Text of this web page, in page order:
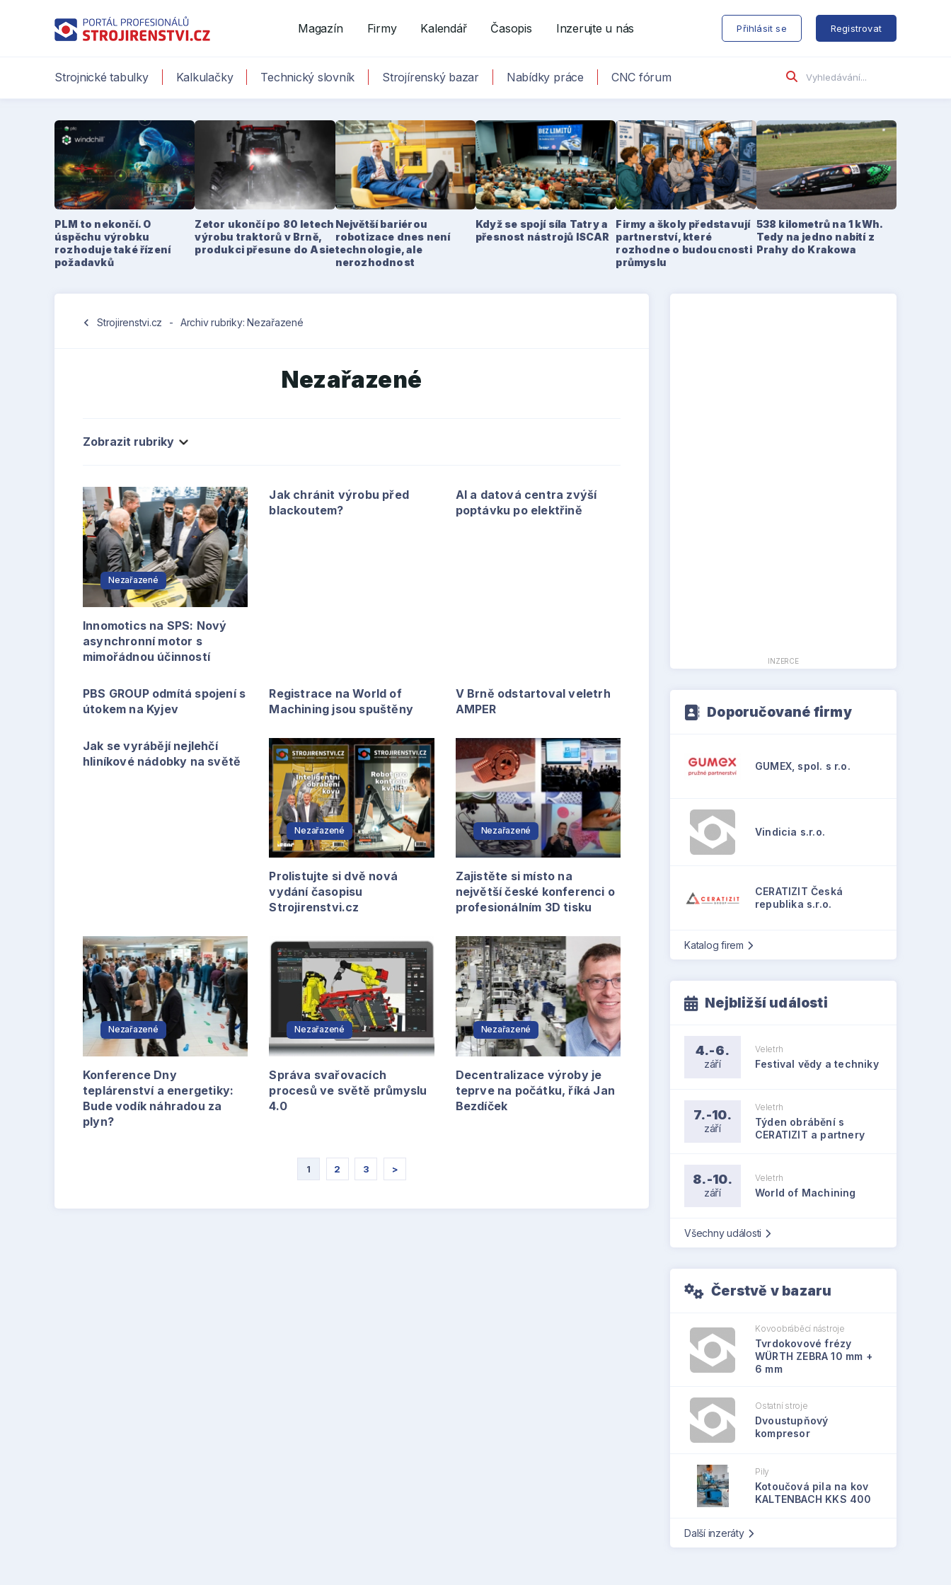
Magazín Firmy Kalendář Časopis Inzerujte u nás Přihlásit se Registrovat
Strojnické tabulky Kalkulačky Technický slovník Strojírenský bazar Nabídky práce CNC fórum
PLM to nekončí. O
úspěchu výrobku
rozhoduje také řízení
požadavků
Zetor ukončí po 80 letech
výrobu traktorů v Brně,
produkci přesune do Asie
Největší bariérou
robotizace dnes není
technologie, ale
nerozhodnost
Když se spojí síla Tatry a
přesnost nástrojů ISCAR
Firmy a školy představují
partnerství, které
rozhodne o budoucnosti
průmyslu
538 kilometrů na 1 kWh.
Tedy na jedno nabití z
Prahy do Krakowa
chevron_left Strojirenstvi.cz - Archiv rubriky: Nezařazené
Nezařazené
Zobrazit rubriky
Nezařazené
Innomotics na SPS: Nový
asynchronní motor s
mimořádnou účinností
Jak chránit výrobu před
blackoutem?
AI a datová centra zvýší
poptávku po elektřině
PBS GROUP odmítá spojení s
útokem na Kyjev
Registrace na World of
Machining jsou spuštěny
V Brně odstartoval veletrh
AMPER
Jak se vyrábějí nejlehčí
hliníkové nádobky na světě
Nezařazené
Prolistujte si dvě nová
vydání časopisu
Strojirenstvi.cz
Nezařazené
Zajistěte si místo na
největší české konferenci o
profesionálním 3D tisku
Nezařazené
Konference Dny
teplárenství a energetiky:
Bude vodík náhradou za
plyn?
Nezařazené
Správa svařovacích
procesů ve světě průmyslu
4.0
Nezařazené
Decentralizace výroby je
teprve na počátku, říká Jan
Bezdíček
1 2 3 >
INZERCE
Doporučované firmy
GUMEX, spol. s r.o.
Vindicia s.r.o.
CERATIZIT Česká
republika s.r.o.
Katalog firem
Nejbližší události
4.-6.
září
Veletrh
Festival vědy a techniky
7.-10.
září
Veletrh
Týden obrábění s
CERATIZIT a partnery
8.-10.
září
Veletrh
World of Machining
Všechny události
Čerstvě v bazaru
Kovoobráběcí nástroje
Tvrdokovové frézy
WÜRTH ZEBRA 10 mm +
6 mm
Ostatní stroje
Dvoustupňový
kompresor
Pily
Kotoučová pila na kov
KALTENBACH KKS 400
Další inzeráty